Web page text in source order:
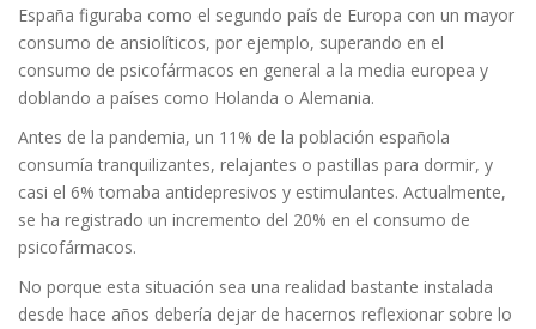
España figuraba como el segundo país de Europa con un mayor
consumo de ansiolíticos, por ejemplo, superando en el
consumo de psicofármacos en general a la media europea y
doblando a países como Holanda o Alemania.
Antes de la pandemia, un 11% de la población española
consumía tranquilizantes, relajantes o pastillas para dormir, y
casi el 6% tomaba antidepresivos y estimulantes. Actualmente,
se ha registrado un incremento del 20% en el consumo de
psicofármacos.
No porque esta situación sea una realidad bastante instalada
desde hace años debería dejar de hacernos reflexionar sobre lo